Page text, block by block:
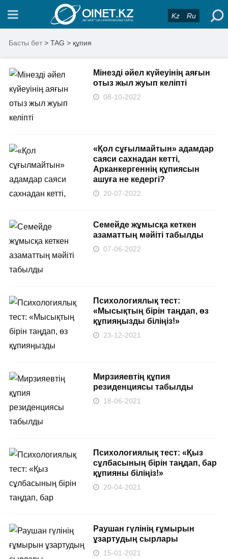
Kz Ru
Басты бет > TAG > құпия
Мінезді әйел күйеуінің аяғын
отыз жыл жуып келіпті
08-10-2022
«Қол сұғылмайтын» адамдар
саяси сахнадан кетті,
Арканкергеннің құпиясын
ашуға не кедергі?
20-07-2022
Семейде жұмысқа кеткен
азаматтың мәйіті табылды
07-06-2022
Психологиялық тест:
«Мысықтың бірін таңдап, өз
құпияңызды біліңіз!»
23-12-2021
Мирзияевтің құпия
резиденциясы табылды
18-06-2021
Психологиялық тест: «Қыз
сұлбасының бірін таңдап, бар
құпияны біліңіз!»
20-04-2021
Раушан гүлінің ғұмырын
ұзартудың сырлары
15-01-2021